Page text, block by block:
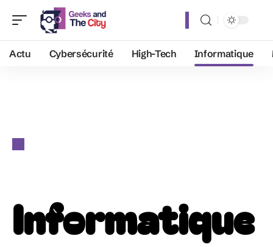
Actu Cybersécurité High-Tech Informatique
Informatique